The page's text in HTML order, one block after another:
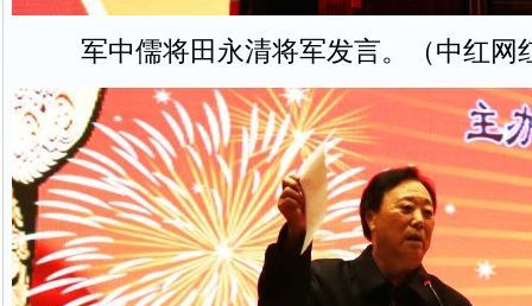
军中儒将田永清将军发言。（中红网